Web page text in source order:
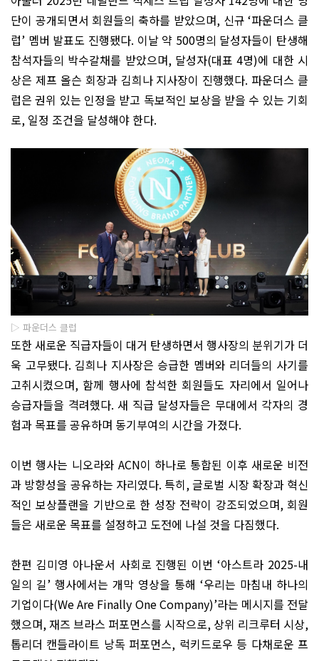
단이 공개되면서 회원들의 축하를 받았으며, 신규‘파운더스 클
럽’ 멤버 발표도 진행됐다. 이날 약 500명의 달성자들이 탄생해
참석자들의 박수갈채를 받았으며, 달성자(대표4명)에 대한 시
상은 제프 올슨 회장과 김희나 지사장이 진행했다. 파운더스 클
럽은 권위 있는 인정을 받고 독보적인 보상을 받을 수 있는 기회
로, 일정 조건을 달성해야 한다.
▷ 파운더스 클럽
또한 새로운 직급자들이 대거 탄생하면서 행사장의 분위기가 더
욱 고무됐다.김희나 지사장은 승급한 멤버와 리더들의 사기를
고취시켰으며, 함께 행사에 참석한 회원들도 자리에서 일어나
승급자들을 격려했다.새 직급 달성자들은 무대에서 각자의 경
험과 목표를 공유하며 동기부여의 시간을 가졌다.
이번 행사는 니오라와 ACN이 하나로 통합된 이후 새로운 비전
과 방향성을 공유하는 자리였다. 특히,글로벌 시장 확장과 혁신
적인 보상플랜을 기반으로 한 성장 전략이 강조되었으며, 회원
들은 새로운 목표를 설정하고 도전에 나설 것을 다짐했다.
한편 김미영 아나운서 사회로 진행된 이번‘아스트라 2025-내
일의 길’ 행사에서는 개막 영상을 통해 ‘우리는 마침내 하나의
기업이다(We Are Finally One Company)’라는 메시지를 전달
했으며,재즈 브라스 퍼포먼스를 시작으로, 상위 리크루터 시상,
톱리더 캔들라이트 낭독 퍼포먼스, 럭키드로우 등 다채로운 프